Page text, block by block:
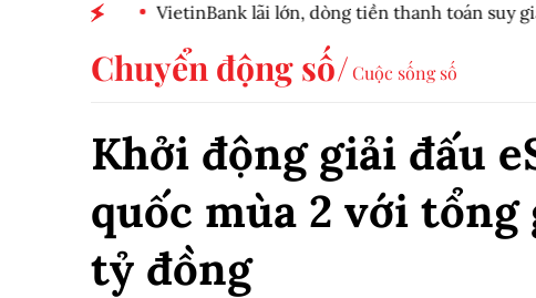
VietinBank lãi lớn, dòng tiền thanh toán suy giảm
Chuyển động số Cuộc sống số
Khởi động giải đấu
quốc mùa 2 với
tỷ đồng